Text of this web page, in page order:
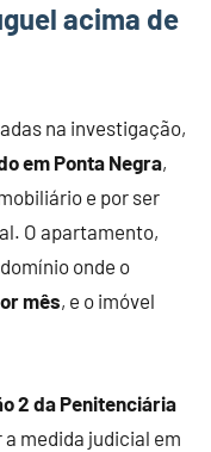
acima de
na investigação,
em Ponta Negra,
e por ser
O apartamento,
onde o
mês, e o imóvel
2 da Penitenciária
medida judicial em